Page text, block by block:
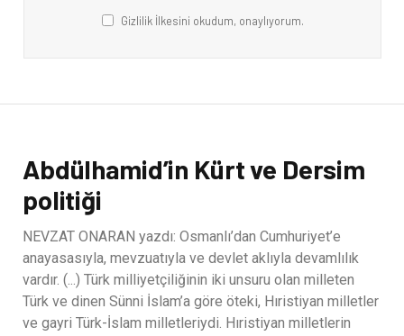
Gizlilik İlkesini okudum, onaylıyorum.
Abdülhamid’in Kürt ve Dersim
politiği
NEVZAT ONARAN yazdı: Osmanlı’dan Cumhuriyet’e
anayasasıyla, mevzuatıyla ve devlet aklıyla devamlılık
vardır. (...) Türk milliyetçiliğinin iki unsuru olan milleten
Türk ve dinen Sünni İslam’a göre öteki, Hıristiyan milletler
ve gayri Türk-İslam milletleriydi. Hıristiyan milletlerin